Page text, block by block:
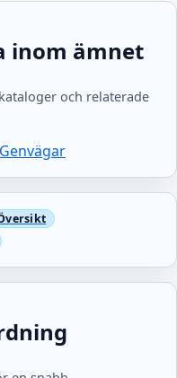
inom ämnet
och relaterade
Genvägar